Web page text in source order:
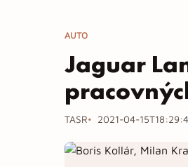
AUTO
Jaguar
TASR 2021-04-